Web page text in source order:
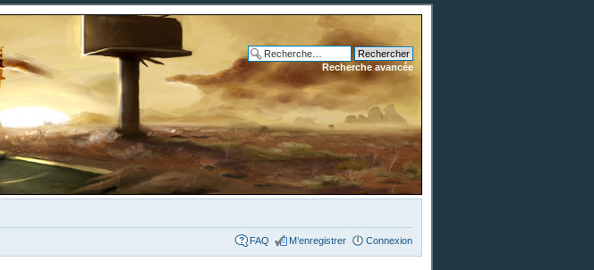
Recherche avancée
FAQ M’enregistrer Connexion